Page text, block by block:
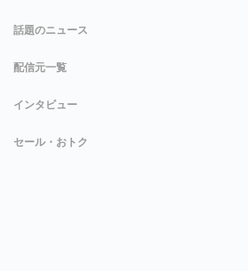
話題のニュース
配信元一覧
インタビュー
セール・おトク